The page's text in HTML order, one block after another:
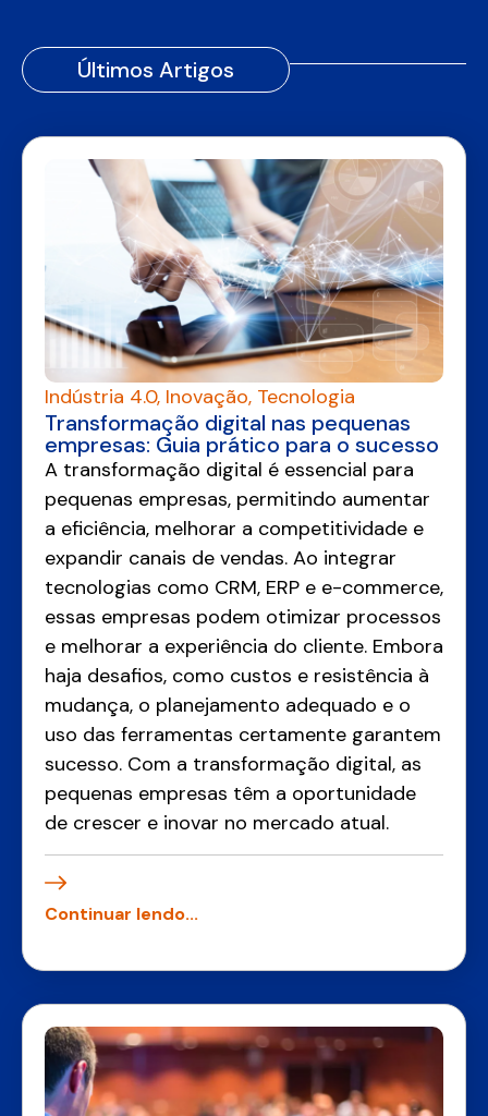
Últimos Artigos
Indústria 4.0, Inovação, Tecnologia
Transformação digital nas pequenas
empresas: Guia prático para o sucesso
A transformação digital é essencial para
pequenas empresas, permitindo aumentar
a eficiência, melhorar a competitividade e
expandir canais de vendas. Ao integrar
tecnologias como CRM, ERP e e-commerce,
essas empresas podem otimizar processos
e melhorar a experiência do cliente. Embora
haja desafios, como custos e resistência à
mudança, o planejamento adequado e o
uso das ferramentas certamente garantem
sucesso. Com a transformação digital, as
pequenas empresas têm a oportunidade
de crescer e inovar no mercado atual.
Continuar lendo...